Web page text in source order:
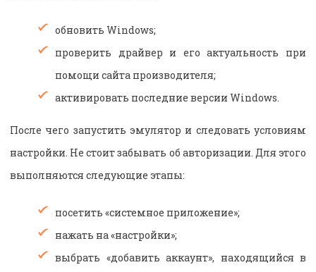
обновить Windows;
проверить драйвер и его актуальность при
помощи сайта производителя;
активировать последние версии Windows.
После чего запустить эмулятор и следовать условиям
настройки. Не стоит забывать об авторизации. Для этого
выполняются следующие этапы:
посетить «системное приложение»;
нажать на «настройки»;
выбрать «добавить аккаунт», находящийся в